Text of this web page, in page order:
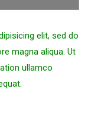
elit, sed do
magna aliqua. Ut
ullamco